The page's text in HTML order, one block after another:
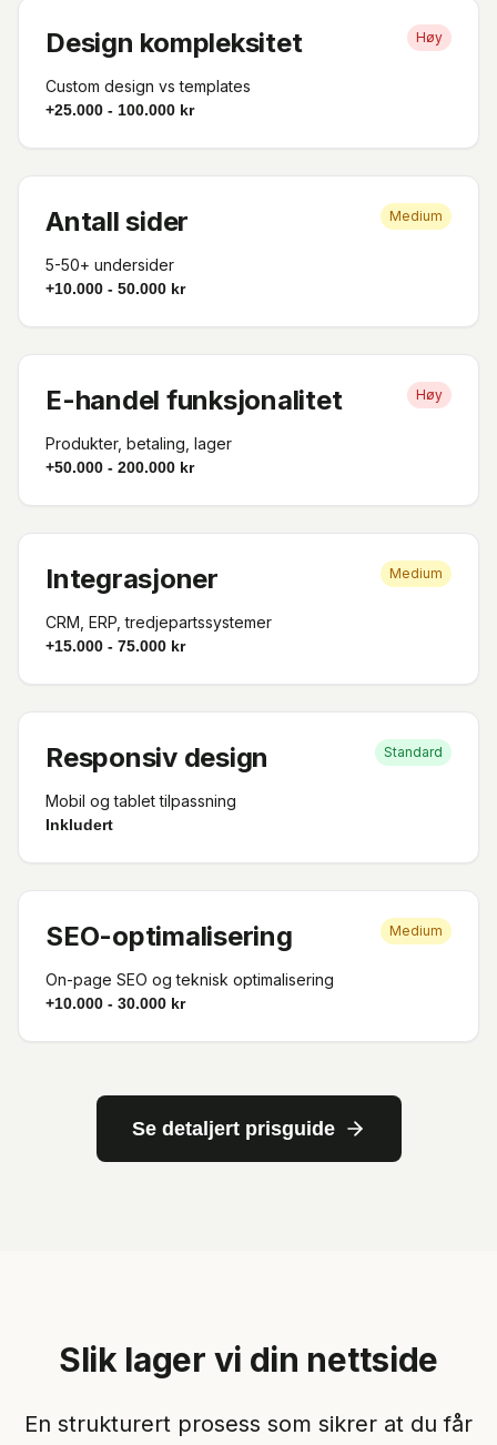
Design kompleksitet Høy
Custom design vs templates
+25.000 - 100.000 kr
Antall sider Medium
5-50+ undersider
+10.000 - 50.000 kr
E-handel funksjonalitet Høy
Produkter, betaling, lager
+50.000 - 200.000 kr
Integrasjoner Medium
CRM, ERP, tredjepartssystemer
+15.000 - 75.000 kr
Responsiv design Standard
Mobil og tablet tilpassning
Inkludert
SEO-optimalisering Medium
On-page SEO og teknisk optimalisering
+10.000 - 30.000 kr
Se detaljert prisguide
Slik lager vi din nettside
En strukturert prosess som sikrer at du får